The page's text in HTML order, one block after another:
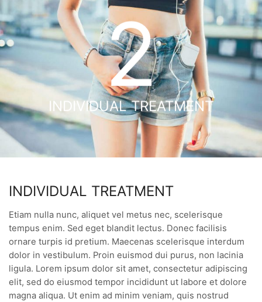
2
INDIVIDUAL TREATMENT
INDIVIDUAL TREATMENT
Etiam nulla nunc, aliquet vel metus nec, scelerisque
tempus enim. Sed eget blandit lectus. Donec facilisis
ornare turpis id pretium. Maecenas scelerisque interdum
dolor in vestibulum. Proin euismod dui purus, non lacinia
ligula. Lorem ipsum dolor sit amet, consectetur adipiscing
elit, sed do eiusmod tempor incididunt ut labore et dolore
magna aliqua. Ut enim ad minim veniam, quis nostrud